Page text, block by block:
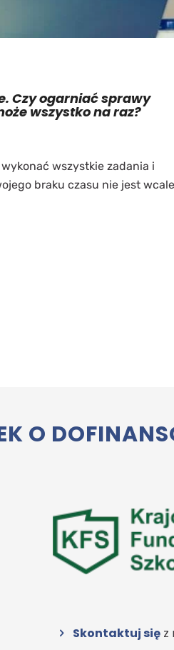
Czy ogarniać sprawy
wszystko na raz?
wszystkie zadania i
braku czasu nie jest wcale
O
Skontaktuj się z